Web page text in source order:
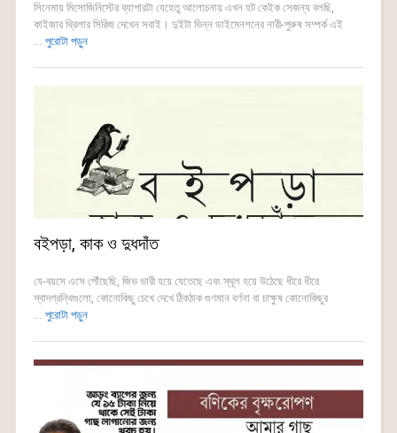
সিনেমায় মিসোজিনিস্টের ব্যাপারটা যেহেতু আলোচনায় এখন হট কেইক সেজন্য বলছি,
কাইজার থ্রিলার সিরিজ দেখেন সবাই। দুইটা ভিন্ন ডাইমেনশনের নারী-পুরুষ সম্পর্ক এই
... পুরোটা পড়ুন
বইপড়া, কাক ও দুধদাঁত
যে-বয়সে এসে পৌঁছেছি, জিভ ভারী হয়ে যেতেছে এবং স্থূল হয়ে উঠেছে ধীরে ধীরে
স্বাদগ্রন্থিগুলো, কোনোকিছু চেখে দেখে ঠিকঠাক গুণমান বর্ণনা বা চাক্ষুষ কোনোকিছুর
... পুরোটা পড়ুন